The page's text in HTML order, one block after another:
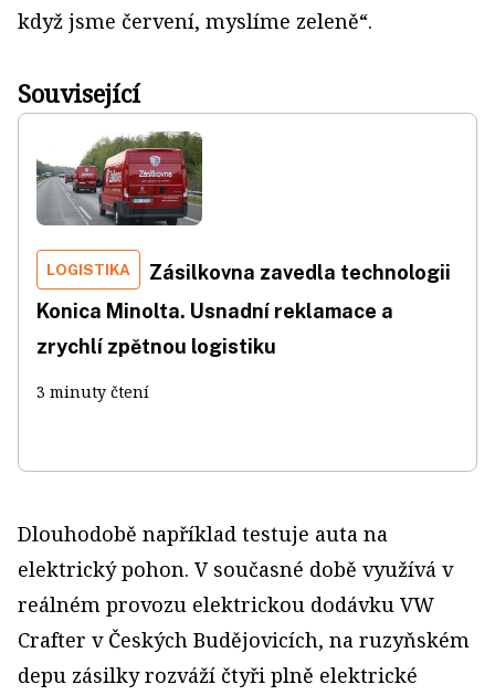
když jsme červení, myslíme zeleně“.
Související
LOGISTIKA
Zásilkovna zavedla technologii
Konica Minolta. Usnadní reklamace a
zrychlí zpětnou logistiku
3 minuty čtení
Dlouhodobě například testuje auta na
elektrický pohon. V současné době využívá v
reálném provozu elektrickou dodávku VW
Crafter v Českých Budějovicích, na ruzyňském
depu zásilky rozváží čtyři plně elektrické